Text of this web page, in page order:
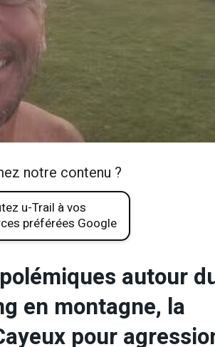
notre contenu ?
u-Trail à vos
préférées Google
autour
en montagne, la
pour